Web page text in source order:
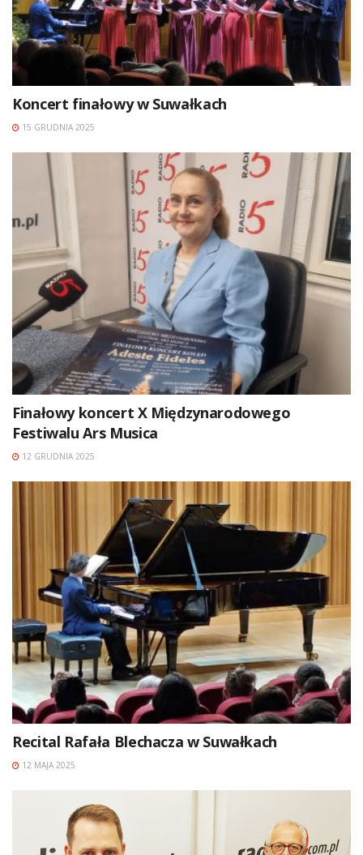
Koncert finałowy w Suwałkach
15 GRUDNIA 2025
Finałowy koncert X Międzynarodowego
Festiwalu Ars Musica
12 GRUDNIA 2025
Recital Rafała Blechacza w Suwałkach
12 MAJA 2025